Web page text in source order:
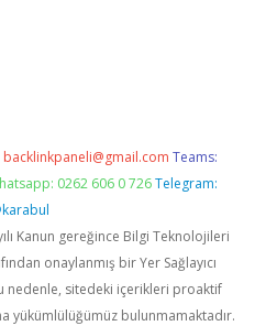
backlinkpaneli@gmail.com Teams:
0262 606 0 726 Telegram:
Kanun gereğince Bilgi Teknolojileri
onaylanmış bir Yer Sağlayıcı
nedenle, sitedeki içerikleri proaktif
yükümlülüğümüz bulunmamaktadır.